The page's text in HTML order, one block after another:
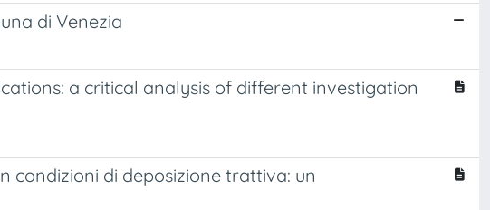
di Venezia
a critical analysis of different investigation
condizioni di deposizione trattiva: un